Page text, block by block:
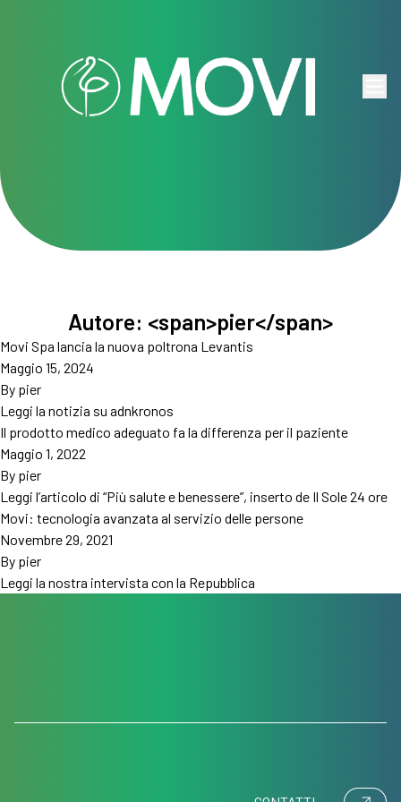
Autore: <span>pier</span>
Movi Spa lancia la nuova poltrona Levantis
Maggio 15, 2024
By pier
Leggi la notizia su adnkronos
Il prodotto medico adeguato fa la differenza per il paziente
Maggio 1, 2022
By pier
Leggi l’articolo di “Più salute e benessere”, inserto de Il Sole 24 ore
Movi: tecnologia avanzata al servizio delle persone
Novembre 29, 2021
By pier
Leggi la nostra intervista con la Repubblica